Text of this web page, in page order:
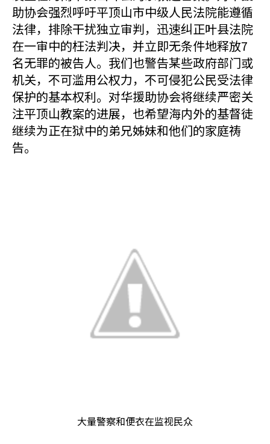
助协会强烈呼吁平顶山市中级人民法院能遵循
法律，排除干扰独立审判，迅速纠正叶县法院
在一审中的枉法判决，并立即无条件地释放7
名无罪的被告人。我们也警告某些政府部门或
机关，不可滥用公权力，不可侵犯公民受法律
保护的基本权利。对华援助协会将继续严密关
注平顶山教案的进展，也希望海内外的基督徒
继续为正在狱中的弟兄姊妹和他们的家庭祷
告。
大量警察和便衣在监视民众